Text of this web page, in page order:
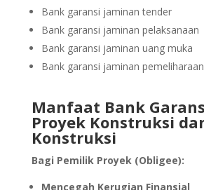
Bank garansi jaminan tender
Bank garansi jaminan pelaksanaan
Bank garansi jaminan uang muka
Bank garansi jaminan pemeliharaan
Manfaat Bank
Proyek Konstruksi
Konstruksi
Bagi Pemilik Proyek (Obligee):
Mencegah Kerugian Finansial